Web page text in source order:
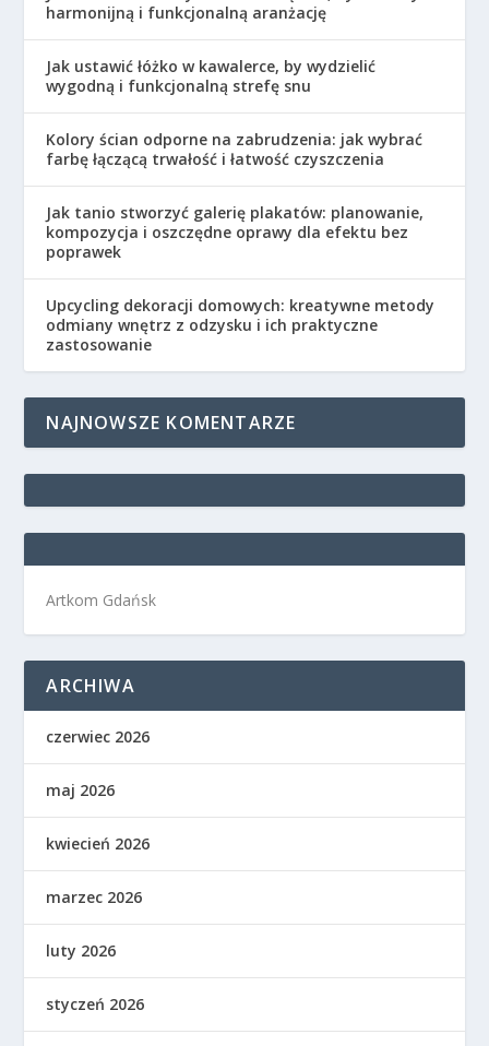
harmonijną i funkcjonalną aranżację
Jak ustawić łóżko w kawalerce, by wydzielić
wygodną i funkcjonalną strefę snu
Kolory ścian odporne na zabrudzenia: jak wybrać
farbę łączącą trwałość i łatwość czyszczenia
Jak tanio stworzyć galerię plakatów: planowanie,
kompozycja i oszczędne oprawy dla efektu bez
poprawek
Upcycling dekoracji domowych: kreatywne metody
odmiany wnętrz z odzysku i ich praktyczne
zastosowanie
NAJNOWSZE KOMENTARZE
Artkom Gdańsk
ARCHIWA
czerwiec 2026
maj 2026
kwiecień 2026
marzec 2026
luty 2026
styczeń 2026